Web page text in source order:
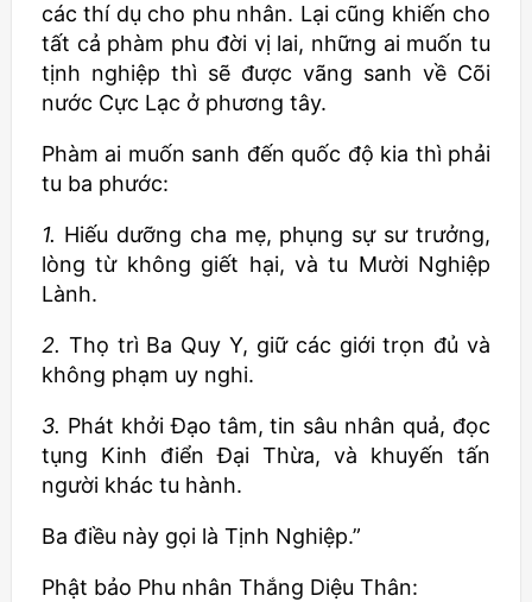
các thí dụ cho phu nhân. Lại cũng khiến cho
tất cả phàm phu đời vị lai, những ai muốn tu
tịnh nghiệp thì sẽ được vãng sanh về Cõi
nước Cực Lạc ở phương tây.
Phàm ai muốn sanh đến quốc độ kia thì phải
tu ba phước:
1. Hiếu dưỡng cha mẹ, phụng sự sư trưởng,
lòng từ không giết hại, và tu Mười Nghiệp
Lành.
2. Thọ trì Ba Quy Y, giữ các giới trọn đủ và
không phạm uy nghi.
3. Phát khởi Đạo tâm, tin sâu nhân quả, đọc
tụng Kinh điển Đại Thừa, và khuyến tấn
người khác tu hành.
Ba điều này gọi là Tịnh Nghiệp.”
Phật bảo Phu nhân Thắng Diệu Thân: